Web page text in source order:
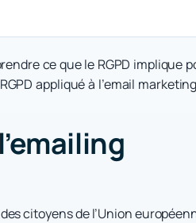
ce que le RGPD implique
appliqué à l’email
citoyens de l’Union